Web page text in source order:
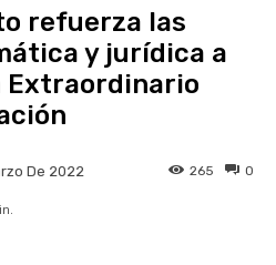
refuerza las
y jurídica a
Extraordinario
De 2022 0
265